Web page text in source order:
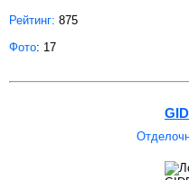
Рейтинг: 875
Фото: 17